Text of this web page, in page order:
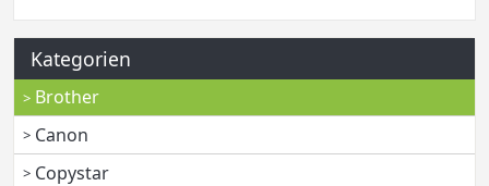
Kategorien
Brother
Canon
Copystar